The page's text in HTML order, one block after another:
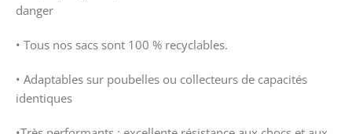
danger
• Tous nos sacs sont 100 % recyclables.
• Adaptables sur poubelles ou collecteurs de capacités
identiques